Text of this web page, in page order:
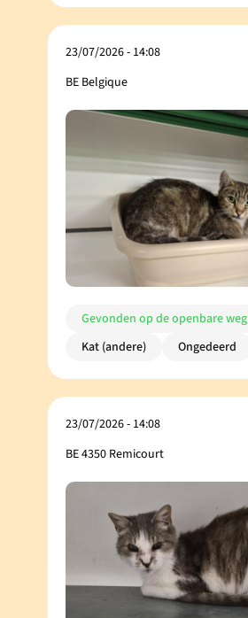
23/07/2026 - 14:08
BE Belgique
Gevonden op de openbare weg
Kat (andere)
Ongedeerd
23/07/2026 - 14:08
BE 4350 Remicourt